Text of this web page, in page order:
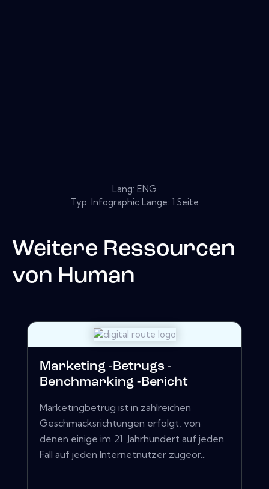
Lang: ENG
Typ: Infographic Länge: 1 Seite
Weitere Ressourcen
von Human
Marketing -Betrugs -
Benchmarking -Bericht
Marketingbetrug ist in zahlreichen
Geschmacksrichtungen erfolgt, von
denen einige im 21. Jahrhundert auf jeden
Fall auf jeden Internetnutzer zugeor...